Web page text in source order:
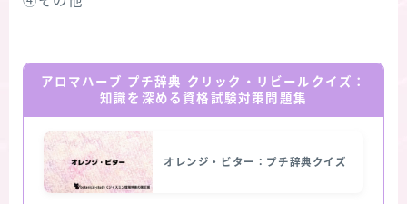
アロマハーブ プチ辞典 クリック・リビールクイズ：
知識を深める資格試験対策問題集
オレンジ・ビター：プチ辞典クイズ